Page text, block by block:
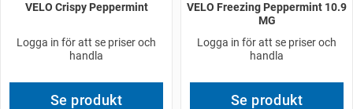
VELO Crispy Peppermint
Logga in för att se priser och
handla
Se produkt
VELO Freezing Peppermint 10.9
MG
Logga in för att se priser och
handla
Se produkt